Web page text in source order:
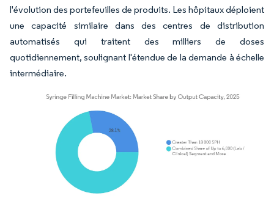
l'évolution des portefeuilles de produits. Les hôpitaux déploient
une capacité similaire dans des centres de distribution
automatisés qui traitent des milliers de doses
quotidiennement, soulignant l'étendue de la demande à échelle
intermédiaire.